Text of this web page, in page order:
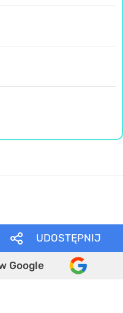
UDOSTĘPNIJ
Google